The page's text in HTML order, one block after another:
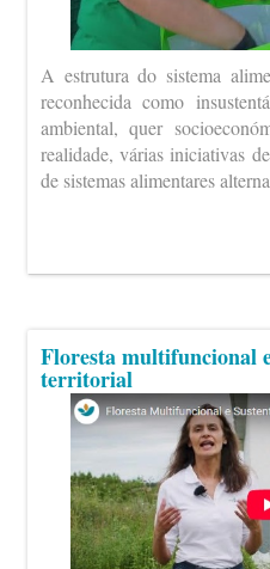
A estrutura do sistema
reconhecida como
ambiental, quer
realidade, várias iniciativas
de sistemas alimentares
Floresta multifuncional
territorial